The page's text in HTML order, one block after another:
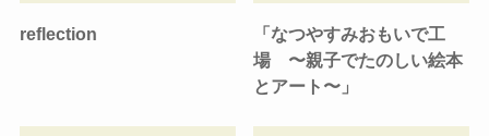
reflection
「なつやすみおもいで工
場 〜親子でたのしい絵本
とアート〜」